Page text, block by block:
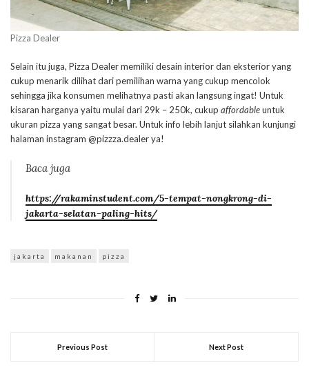
Pizza Dealer
Selain itu juga, Pizza Dealer memiliki desain interior dan eksterior yang
cukup menarik dilihat dari pemilihan warna yang cukup mencolok
sehingga jika konsumen melihatnya pasti akan langsung ingat! Untuk
kisaran harganya yaitu mulai dari 29k – 250k, cukup affordableuntuk
ukuran pizza yang sangat besar. Untuk info lebih lanjut silahkan kunjungi
halaman instagram @pizzza.dealer ya!
Baca juga
https://rakaminstudent.com/5-tempat-nongkrong-di-
jakarta-selatan-paling-hits/
jakarta makanan pizza
Previous Post Next Post